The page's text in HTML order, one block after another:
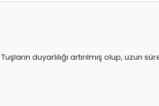
duyarlılığı artırılmış olup, uzun